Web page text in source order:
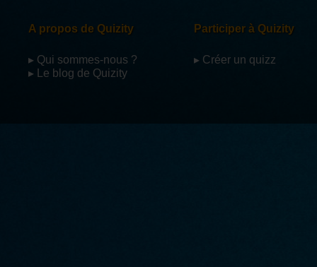
A propos de Quizity
▸ Qui sommes-nous ?
▸ Le blog de Quizity
Participer à Quizity
▸ Créer un quizz